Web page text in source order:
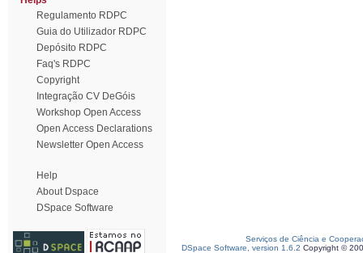
Regulamento RDPC
Guia do Utilizador RDPC
Depósito RDPC
Faq's RDPC
Copyright
Integração CV DeGóis
Workshop Open Access
Open Access Declarations
Newsletter Open Access
Help
About Dspace
DSpace Software
Serviços de Ciência e
DSpace Software, version 1.6.2 Copyright ©